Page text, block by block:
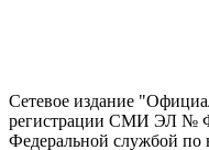
Сетевое издание
регистрации СМИ ЭЛ №
Федеральной службой по